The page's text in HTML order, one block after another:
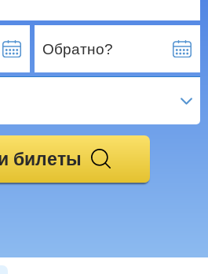
Обратно?
билеты